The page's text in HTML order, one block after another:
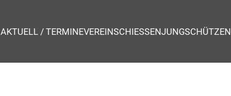
AKTUELL / TERMINEVEREINSCHIESSENJUNGSCHÜTZEN